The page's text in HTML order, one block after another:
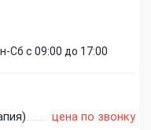
Сб с 09:00 до 17:00
цена по звонку